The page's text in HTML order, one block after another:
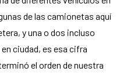
de las camionetas aquí
y una o dos incluso
ciudad, es esa cifra
el orden de nuestra